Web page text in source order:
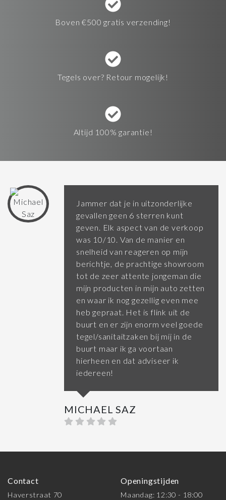
Boven €500 gratis verzending!
Tegels over? Retour mogelijk!
Altijd 100% garantie!
Jammer dat je in uitzonderlijke
gevallen geen 6 sterren kunt
geven. Elk aspect van de verkoop
was 10/10. Van de manier en
snelheid van reageren op mijn
berichtje, de prachtige showroom
tot de zeer attente jongeman die
mijn producten in mijn auto zetten
en waar ik nog gezellig even mee
heb gepraat. Het is flink uit de
buurt en er zijn enorm veel goede
tegel/sanitaitzaken bij mij in de
buurt maar ik ga voortaan
hierheen en dat adviseer ik
iedereen!
MICHAEL SAZ
Contact
Haverstraat 70
Openingstijden
Maandag: 12:30 - 18:00